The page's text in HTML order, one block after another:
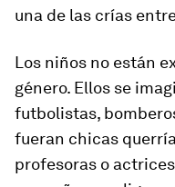
una de las crías
Los niños no están
género. Ellos se
futbolistas,
fueran chicas
profesoras o